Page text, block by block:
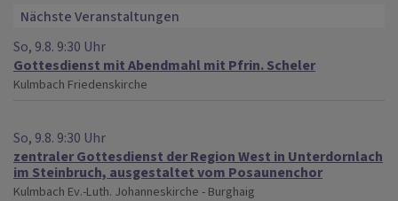
Nächste Veranstaltungen
So, 9.8. 9:30 Uhr
Gottesdienst mit Abendmahl mit Pfrin. Scheler
Kulmbach Friedenskirche
So, 9.8. 9:30 Uhr
zentraler Gottesdienst der Region West in Unterdornlach
im Steinbruch, ausgestaltet vom Posaunenchor
Kulmbach Ev.-Luth. Johanneskirche - Burghaig